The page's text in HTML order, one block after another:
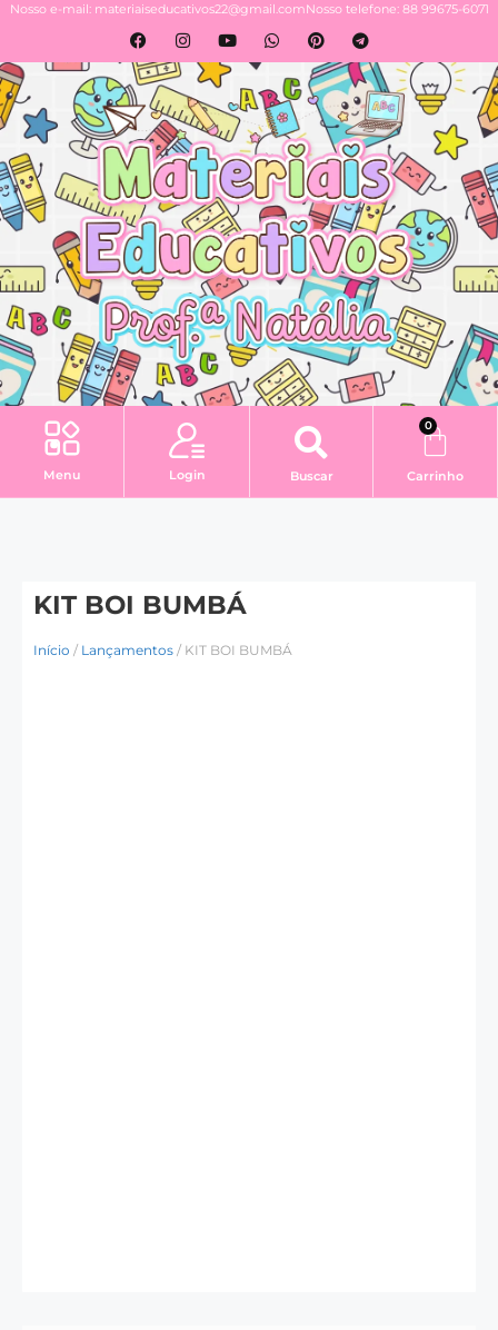
Nosso e-mail: materiaiseducativos22@gmail.comNosso telefone: 88 99675-6071
Menu Login Buscar
0
Carrinho
KIT BOI BUMBÁ
Início / Lançamentos / KIT BOI BUMBÁ